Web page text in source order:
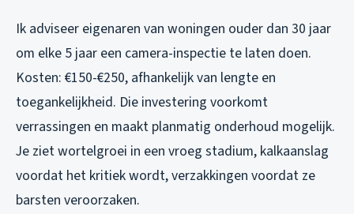
Ik adviseer eigenaren van woningen ouder dan 30 jaar
om elke 5 jaar een camera-inspectie te laten doen.
Kosten: €150-€250, afhankelijk van lengte en
toegankelijkheid. Die investering voorkomt
verrassingen en maakt planmatig onderhoud mogelijk.
Je ziet wortelgroei in een vroeg stadium, kalkaanslag
voordat het kritiek wordt, verzakkingen voordat ze
barsten veroorzaken.